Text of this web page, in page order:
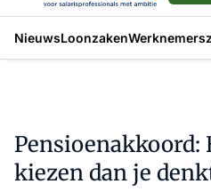
NieuwsLoonzaken
Pensioenakkoord:
kiezen dan je